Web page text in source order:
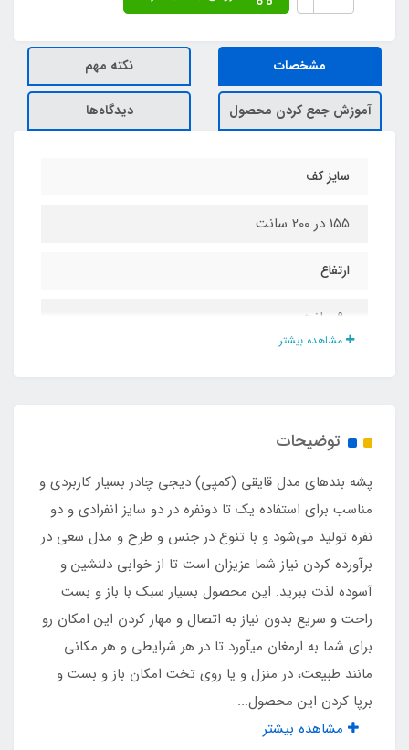
مشخصات نکته مهم
آموزش جمع کردن محصول دیدگاه‌ها
سایز کف
155 در 200 سانت
ارتفاع
90 سانت
شماره 5
قطر 90 سانت (تلرانس۵)
نوع اسکلت
فلزی فنری آسان تاشو روکشدار با نوار ابریشم
مشاهده بیشتر
توضیحات
پشه‌ بندهای مدل قایقی (کمپی) دیجی چادر بسیار کاربردی و
مناسب برای استفاده یک تا دونفره در دو سایز انفرادی و دو
نفره تولید می‌شود و با تنوع در جنس و طرح و مدل سعی در
برآورده کردن نیاز شما عزیزان است تا از خوابی دلنشین و
آسوده لذت ببرید. این محصول بسیار سبک با باز و بست
راحت و سریع بدون نیاز به اتصال و مهار کردن این امکان رو
برای شما به ارمغان میآورد تا در هر شرایطی و هر مکانی
مانند طبیعت، در منزل و یا روی تخت امکان باز و بست و
برپا کردن این محصول...
مشاهده بیشتر